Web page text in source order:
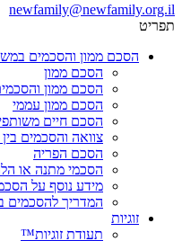
newfamily@newfamily.org.il
תפריט
הסכם ממון והסכמים
הסכם ממון
הסכם ממון
הסכם ממון עממי
הסכם חיים
צוואה והסכמים בין
הסכם הפריה
הסכמי מתנה או
מידע נוסף על
המדריך להסכמים
זוגיות
תעודת זוגיות™